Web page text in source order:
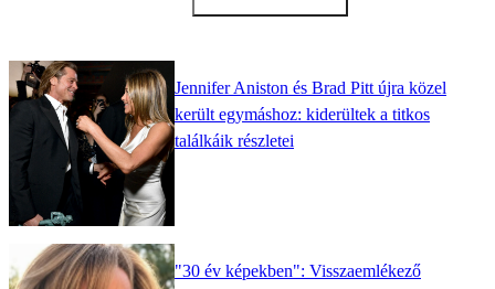
Jennifer Aniston és Brad Pitt újra közel
került egymáshoz: kiderültek a titkos
találkáik részletei
"30 év képekben": Visszaemlékező